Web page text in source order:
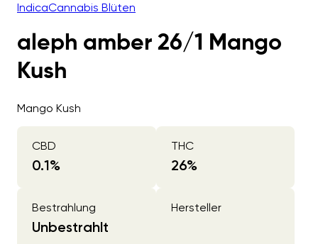
IndicaCannabis Blüten
aleph amber 26/1 Mango
Kush
Mango Kush
CBD
0.1%
THC
26%
Bestrahlung
Unbestrahlt
Hersteller